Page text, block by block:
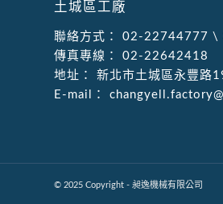
土城區工廠
聯絡方式： 02-22744777 \
傳真專線：
02-22642418
地址：
新北市土城區永豐路
E-mail：
© 2025 Copyright - 昶逸機械有限公司